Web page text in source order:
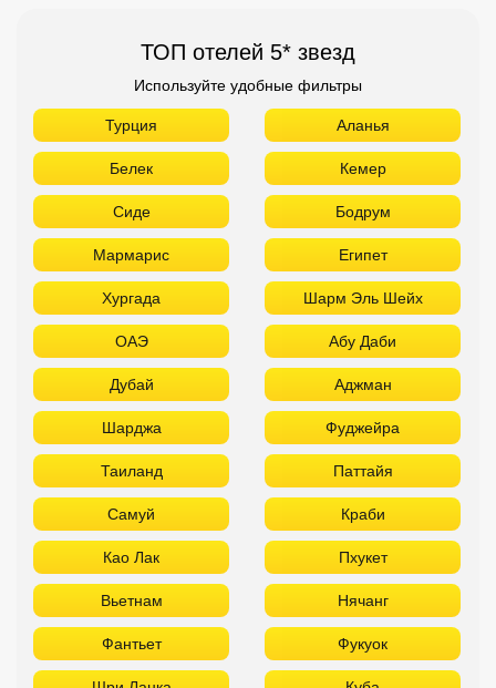
Хургада Шарм Эль Шейх
ОАЭ Абу Даби
Дубай Аджман
Шарджа Фуджейра
Таиланд Паттайя
Самуй Краби
Као Лак Пхукет
Вьетнам Нячанг
Фантьет Фукуок
Шри Ланка Куба
Мальдивы Бали
ТОП отелей 5* звезд с аквапарком
Используйте удобные фильтры